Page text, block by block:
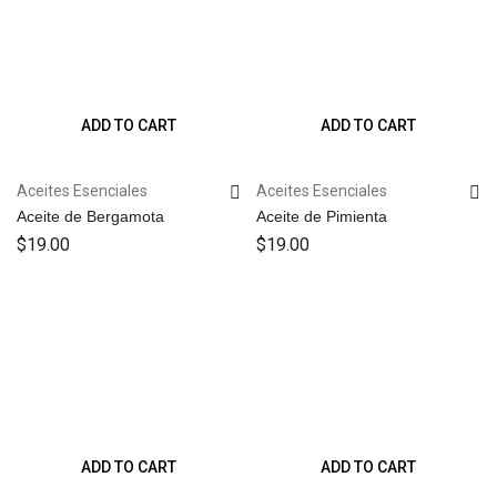
ADD TO CART
Aceites Esenciales
Aceite de Bergamota
$19.00
ADD TO CART
Aceites Esenciales
Aceite de Pimienta
$19.00
ADD TO CART ADD TO CART